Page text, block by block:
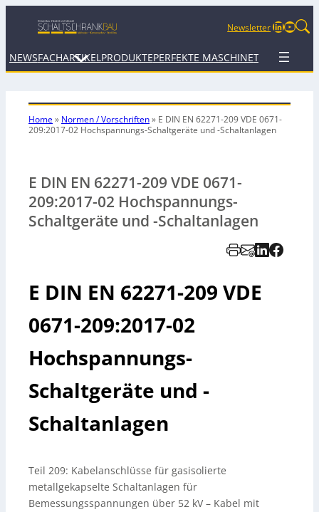
NewsletterLinkedIn
NEWSFACHARTIKEL PRODUKTEPERFEKTE MASCHINETERMINE
Home» Normen / Vorschriften» E DIN EN 62271-209 VDE 0671-
209:2017-02 Hochspannungs-Schaltgeräte und -Schaltanlagen
E DIN EN 62271-209 VDE 0671-
209:2017-02 Hochspannungs-
Schaltgeräte und -Schaltanlagen
E DIN EN 62271-209 VDE
0671-209:2017-02
Hochspannungs-
Schaltgeräte und -
Schaltanlagen
Teil 209: Kabelanschlüsse für gasisolierte
metallgekapselte Schaltanlagen für
Bemessungsspannungen über 52 kV – Kabel mit